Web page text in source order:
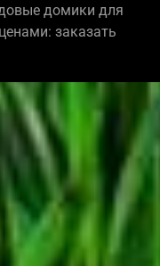
домики для
заказать